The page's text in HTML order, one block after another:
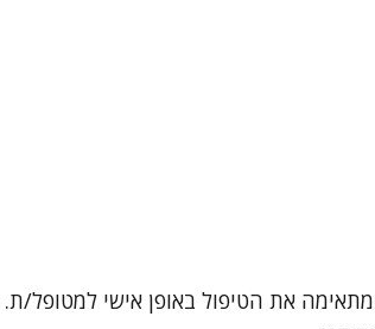
את הטיפול באופן אישי